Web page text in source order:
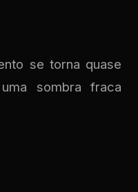
se torna quase
sombra fraca